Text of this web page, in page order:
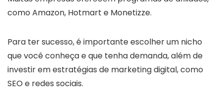
como Amazon, Hotmart e Monetizze.
Para ter sucesso, é importante escolher um nicho
que você conheça e que tenha demanda, além de
investir em estratégias de marketing digital, como
SEO e redes sociais.